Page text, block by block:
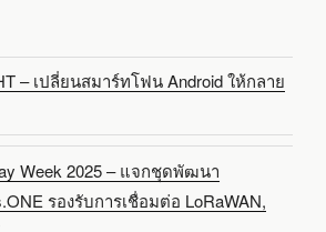
– เปลี่ยนสมาร์ทโฟน Android ให้กลาย
Week 2025 – แจกชุดพัฒนา
รองรับการเชื่อมต่อ LoRaWAN,